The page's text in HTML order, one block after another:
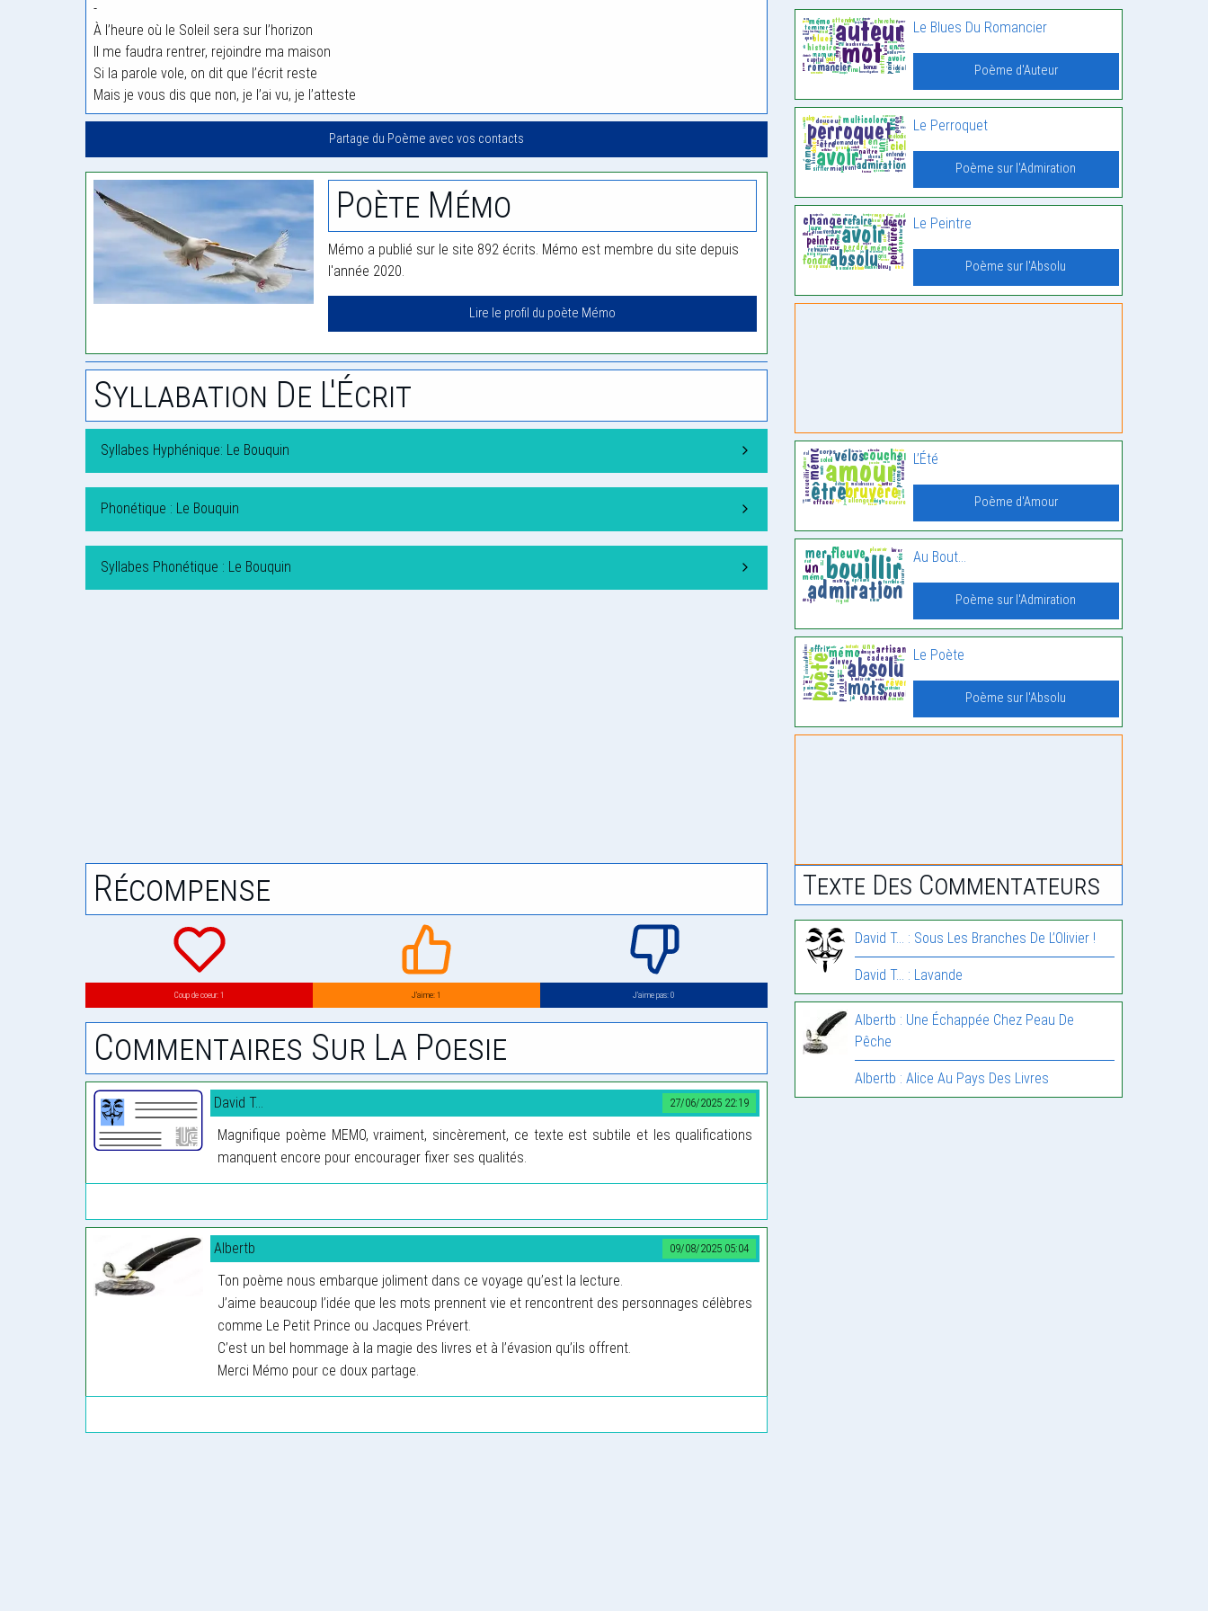
-
À l’heure où le Soleil sera sur l’horizon
Il me faudra rentrer, rejoindre ma maison
Si la parole vole, on dit que l’écrit reste
Mais je vous dis que non, je l’ai vu, je l’atteste
Partage du Poème avec vos contacts
Poète Mémo
Mémo a publié sur le site 892 écrits. Mémo est membre du site depuis
l'année 2020.
Lire le profil du poète Mémo
Syllabation De L'Écrit
Syllabes Hyphénique: Le Bouquin
Phonétique : Le Bouquin
Syllabes Phonétique : Le Bouquin
Récompense
Coup de coeur: 1 J’aime: 1 J’aime pas: 0
Commentaires Sur La Poesie
27/06/2025 22:19
David T...
Magnifique poème MEMO, vraiment, sincèrement, ce texte est subtile et les qualifications
manquent encore pour encourager fixer ses qualités.
09/08/2025 05:04
Albertb
Ton poème nous embarque joliment dans ce voyage qu’est la lecture.
J’aime beaucoup l’idée que les mots prennent vie et rencontrent des personnages célèbres
comme Le Petit Prince ou Jacques Prévert.
C’est un bel hommage à la magie des livres et à l’évasion qu’ils offrent.
Merci Mémo pour ce doux partage.
Le Blues Du Romancier
Poème d'Auteur
Le Perroquet
Poème sur l'Admiration
Le Peintre
Poème sur l'Absolu
L’Été
Poème d'Amour
Au Bout…
Poème sur l'Admiration
Le Poète
Poème sur l'Absolu
Texte Des Commentateurs
David T... : Sous Les Branches De L’Olivier !
David T... : Lavande
Albertb : Une Échappée Chez Peau De
Pêche
Albertb : Alice Au Pays Des Livres